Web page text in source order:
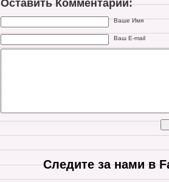
Оставить Комментарий:
Ваше Имя
Ваш E-mail
Следите за нами в